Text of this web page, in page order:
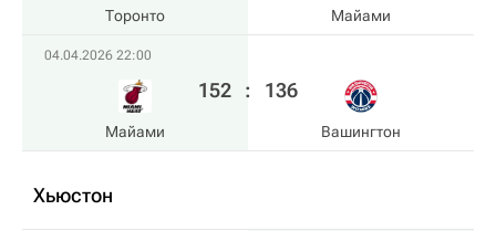
Торонто Майами
04.04.2026 22:00
Майами
152 : 136
Вашингтон
Хьюстон